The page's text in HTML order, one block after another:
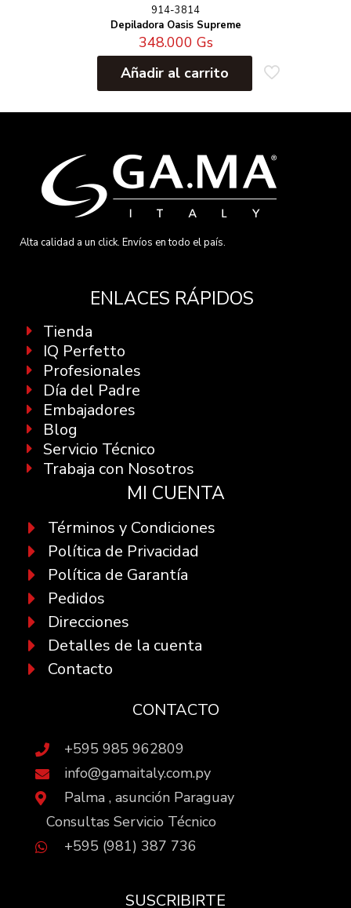
914-3814
Depiladora Oasis Supreme
348.000 Gs
Añadir al carrito
Alta calidad a un click. Envíos en todo el país.
ENLACES RÁPIDOS
Tienda
IQ Perfetto
Profesionales
Día del Padre
Embajadores
Blog
Servicio Técnico
Trabaja con Nosotros
MI CUENTA
Términos y Condiciones
Política de Privacidad
Política de Garantía
Pedidos
Direcciones
Detalles de la cuenta
Contacto
CONTACTO
+595 985 962809
info@gamaitaly.com.py
Palma , asunción Paraguay
Consultas Servicio Técnico
+595 (981) 387 736
SUSCRIBIRTE